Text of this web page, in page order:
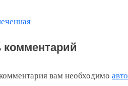
вам необходимо